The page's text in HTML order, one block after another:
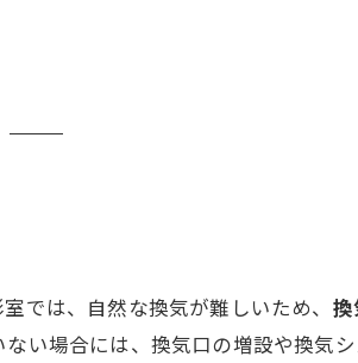
では、自然な換気が難しいため、 換
い場合には、換気口の増設や換気